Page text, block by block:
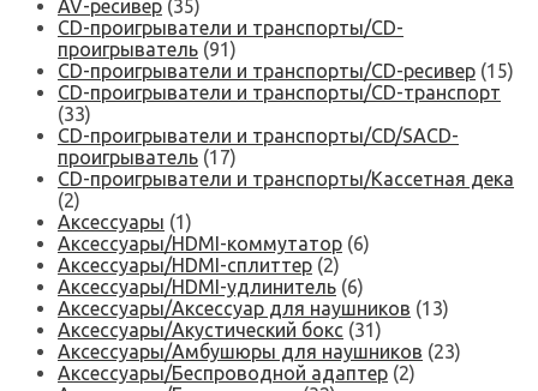
AV-ресивер (35)
CD-проигрыватели и транспорты/CD-
проигрыватель (91)
CD-проигрыватели и транспорты/CD-ресивер (15)
CD-проигрыватели и транспорты/CD-транспорт
(33)
CD-проигрыватели и транспорты/CD/SACD-
проигрыватель (17)
CD-проигрыватели и транспорты/Кассетная дека
(2)
Аксессуары (1)
Аксессуары/HDMI-коммутатор (6)
Аксессуары/HDMI-сплиттер (2)
Аксессуары/HDMI-удлинитель (6)
Аксессуары/Аксессуар для наушников (13)
Аксессуары/Акустический бокс (31)
Аксессуары/Амбушюры для наушников (23)
Аксессуары/Беспроводной адаптер (2)